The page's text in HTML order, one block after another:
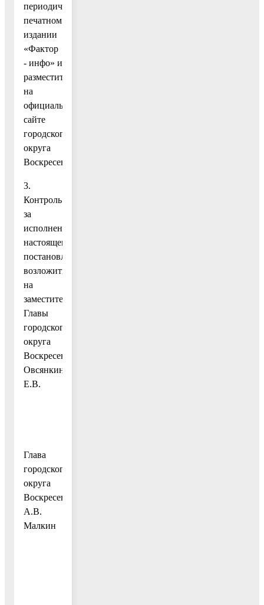
периодическом
печатном
издании
«Фактор
- инфо» и
разместить
на
официальном
сайте
городского
округа
Воскресенск.
3.
Контроль
за
исполнением
настоящего
постановления
возложить
на
заместителя
Главы
городского
округа
Воскресенск
Овсянкину
Е.В.
Глава
городского
округа
Воскресенск
А.В.
Малкин